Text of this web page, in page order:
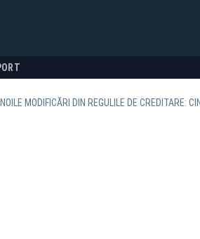
NOILE MODIFICĂRI DIN REGULILE DE CREDITARE: